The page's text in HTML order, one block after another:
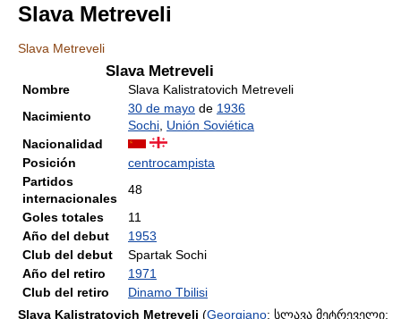
Slava Metreveli
Slava Metreveli
Slava Metreveli
Nombre
Slava Kalistratovich Metreveli
Nacimiento
30 de mayo de 1936
Sochi Unión Soviética
Nacionalidad
Posición
centrocampista
Partidos
internacionales
48
Goles totales
11
Año del debut
1953
Club del debut
Spartak Sochi
Año del retiro
1971
Club del retiro
Dinamo Tbilisi
Slava Kalistratovich Metreveli (Georgiano: სლავა მეტრეველი;